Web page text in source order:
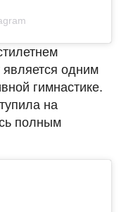
одним
гимнастике.
на
полным